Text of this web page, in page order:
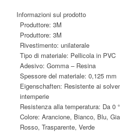
Informazioni sul prodotto
Produttore: 3M
Produttore: 3M
Rivestimento: unilaterale
Tipo di materiale: Pellicola in PVC
Adesivo: Gomma – Resina
Spessore del materiale: 0,125 mm
Eigenschaften: Resistente ai
intemperie
Resistenza alla temperatura: Da 0
Colore: Arancione, Bianco, Blu,
Rosso, Trasparente, Verde